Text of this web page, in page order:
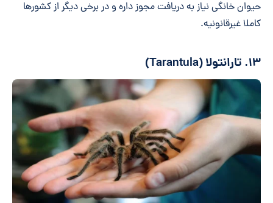
حیوان خانگی نیاز به دریافت مجوز داره و در برخی دیگر از کشورها
کاملا غیرقانونیه.
۱۳. تارانتولا (Tarantula)